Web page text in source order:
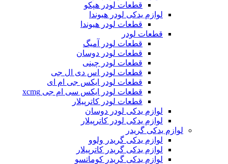
قطعات لودر هپکو
لوازم یدکی لودر هیوندا
قطعات لودر هیوندا
قطعات لودر
قطعات لودر آمیگ
قطعات لودر دوسان
قطعات لودر چینی
قطعات لودر اس دی ال جی
قطعات لودر ایکس جی ام ای
قطعات لودر ایکس سی ام جی xcmg
قطعات لودر کاترپیلار
لوازم یدکی لودر دوسان
لوازم یدکی لودر کاترپیلار
لوازم یدکی گریدر
لوازم یدکی گریدر ولوو
لوازم یدکی گریدر کاترپیلار
لوازم یدکی گریدر کوماتسو